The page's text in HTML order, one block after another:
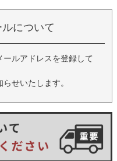
について
ールアドレスを登録して
せいたします。